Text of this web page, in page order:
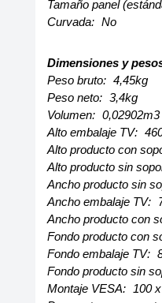
Tamaño panel
Curvada: No
Dimensiones y
Peso bruto: 4,45kg
Peso neto: 3,4kg
Volumen: 0,02902m3
Alto embalaje TV:
Alto producto con
Alto producto sin
Ancho producto sin
Ancho embalaje TV:
Ancho producto con
Fondo producto con
Fondo embalaje TV:
Fondo producto sin
Montaje VESA: 100